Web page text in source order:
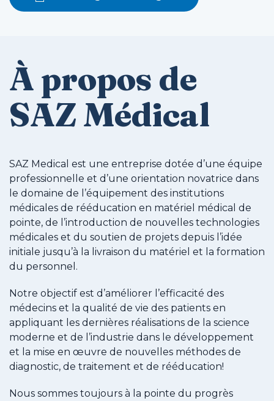
À propos de
SAZ Médical
SAZ Medical est une entreprise dotée d’une équipe
professionnelle et d’une orientation novatrice dans
le domaine de l’équipement des institutions
médicales de rééducation en matériel médical de
pointe, de l’introduction de nouvelles technologies
médicales et du soutien de projets depuis l’idée
initiale jusqu’à la livraison du matériel et la formation
du personnel.
Notre objectif est d’améliorer l’efficacité des
médecins et la qualité de vie des patients en
appliquant les dernières réalisations de la science
moderne et de l’industrie dans le développement
et la mise en œuvre de nouvelles méthodes de
diagnostic, de traitement et de rééducation!
Nous sommes toujours à la pointe du progrès